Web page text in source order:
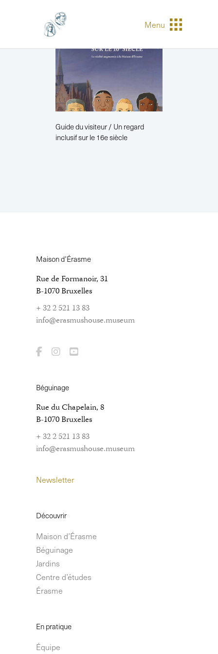
Menu
Guide du visiteur / Un regard
inclusif sur le 16e siècle
Maison d’Érasme
Rue de Formanoir, 31
B-1070 Bruxelles
+ 32 2 521 13 83
info@erasmushouse.museum
Béguinage
Rue du Chapelain, 8
B-1070 Bruxelles
+ 32 2 521 13 83
info@erasmushouse.museum
Newsletter
Découvrir
Maison d’Érasme
Béguinage
Jardins
Centre d’études
Érasme
En pratique
Équipe